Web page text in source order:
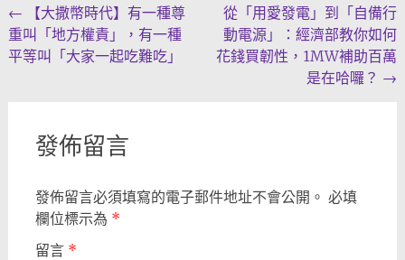
Post
navigation
← 【大撒幣時代】有一種尊
重叫「地方權責」，有一種
平等叫「大家一起吃難吃」
從「用愛發電」到「自備行
動電源」：經濟部教你如何
花錢買韌性，1MW補助百萬
是在哈囉？ →
發佈留言
發佈留言必須填寫的電子郵件地址不會公開。 必填
欄位標示為 *
留言 *